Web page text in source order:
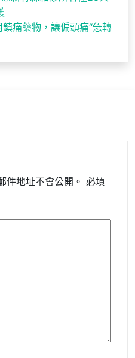
痛藥物，讓偏頭痛“急轉
件地址不會公開。 必填